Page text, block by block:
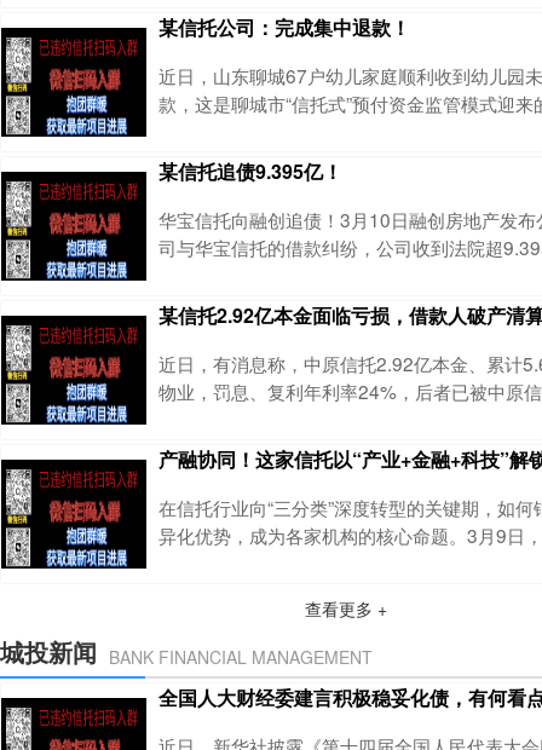
2024年9月，融创集团发布的《融创房地产集
诉讼的公告》显示，中融信托要求被告融创房
融创华北发展集团有限公司、五莲瑞柯企业管
津星耀投资有限公司四家公司向原告
某信托公司：完成集中退款！
近日，山东聊城67户幼儿家庭顺利收到幼儿园
款，这是聊城市“信托式”预付资金监管模式迎
的核心参与方，国民信托以专业受托能力，为
牢“防护网”。据悉，2025年国民信托成为山东
付资金监管模式合格服务供应商后，在聊城市
下，联合银联商务山东分公司、工商银行山东
某信托追债9.395亿！
华宝信托向融创追债！3月10日融创房地产发
司与华宝信托的借款纠纷，公司收到法院超
联方沈阳昆仑会诚向华宝信托借了信托贷款，
宝信托随即提起仲裁，融创作为连带责任方也
院下达的执行标的939515257.14元（约9.395
34亿元的信托贷款本金，再加
某信托2.92亿本金面临亏损，借款人破产清
近日，有消息称，中原信托2.92亿本金、累计
物业，罚息、复利年利率24%，后者已被中原
元，除此之外，已无其他可供执行的财产。广
法院作出 (2026) 粤19破申3号民事裁定书，正
限公司对东莞市金展物业投资有限公司（下称 “
清算申请，这也是房地产行
产融协同！这家信托以“产业+金融+科技”解
在信托行业向“三分类”深度转型的关键期，如
异化优势，成为各家机构的核心命题。3月9日
质产品推荐，欢迎添加微信yxxz798依托中粮
中粮信托正以“产业+金融+科技”为核心，用“信
新组合，为农业经营主体注入精准金
查看更多 +
城投新闻 BANK FINANCIAL MANAGEMENT
全国人大财经委建言积极稳妥化债，有何看